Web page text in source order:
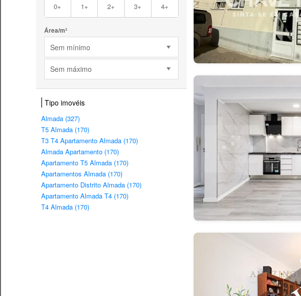
0+ 1+ 2+ 3+ 4+
Área/m²
Sem mínimo
Sem máximo
Tipo imovéis
Almada (327)
T5 Almada (170)
T3 T4 Apartamento Almada (170)
Almada Apartamento (170)
Apartamento T5 Almada (170)
Apartamentos Almada (170)
Apartamento Distrito Almada (170)
Apartamento Almada T4 (170)
T4 Almada (170)